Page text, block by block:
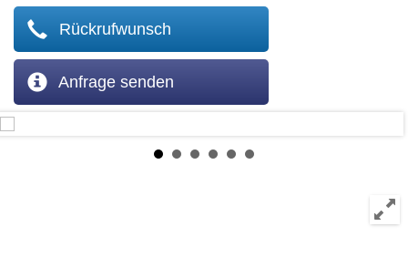
Rückrufwunsch
Anfrage senden